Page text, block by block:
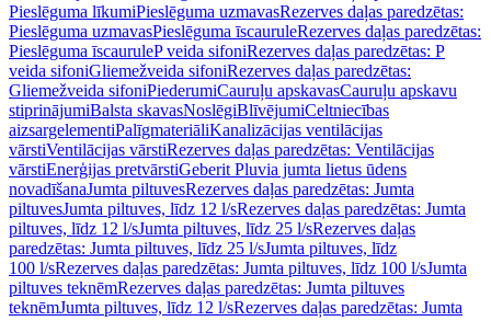
Pieslēguma līkumiPieslēguma uzmavasRezerves daļas paredzētas:
Pieslēguma uzmavasPieslēguma īscauruleRezerves daļas paredzētas:
Pieslēguma īscauruleP veida sifoniRezerves daļas paredzētas: P
veida sifoniGliemežveida sifoniRezerves daļas paredzētas:
Gliemežveida sifoniPiederumiCauruļu apskavasCauruļu apskavu
stiprinājumiBalsta skavasNoslēgiBlīvējumiCeltniecības
aizsargelementiPalīgmateriāliKanalizācijas ventilācijas
vārstiVentilācijas vārstiRezerves daļas paredzētas: Ventilācijas
vārstiEnerģijas pretvārstiGeberit Pluvia jumta lietus ūdens
novadīšanaJumta piltuvesRezerves daļas paredzētas: Jumta
piltuvesJumta piltuves, līdz 12 l/sRezerves daļas paredzētas: Jumta
piltuves, līdz 12 l/sJumta piltuves, līdz 25 l/sRezerves daļas
paredzētas: Jumta piltuves, līdz 25 l/sJumta piltuves, līdz
100 l/sRezerves daļas paredzētas: Jumta piltuves, līdz 100 l/sJumta
piltuves teknēmRezerves daļas paredzētas: Jumta piltuves
teknēmJumta piltuves, līdz 12 l/sRezerves daļas paredzētas: Jumta